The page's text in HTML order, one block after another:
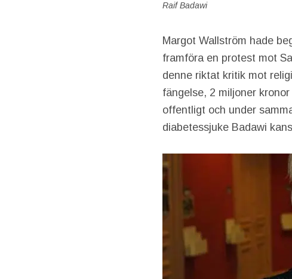
Raif Badawi
Margot Wallström hade
framföra en protest mot
denne riktat kritik mot
fängelse, 2 miljoner
offentligt och under
diabetessjuke Badawi